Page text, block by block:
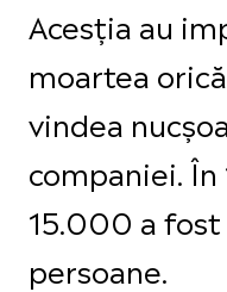
Acesția au
moartea
vindea
companiei.
15.000 a
persoane.